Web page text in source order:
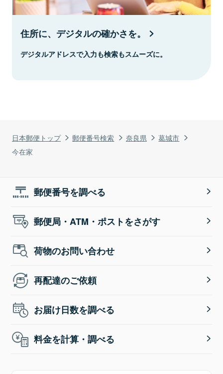
日本郵便トップ 郵便番号検索 奈良県
葛城市
今在家
住所に、デジタルの確かさを。
デジタルアドレスで入力も検索もスムーズに。
郵便番号を調べる
郵便局・ATM・ポストをさがす
荷物のお問い合わせ
再配達のご依頼
お届け日数を調べる
料金を計算・調べる